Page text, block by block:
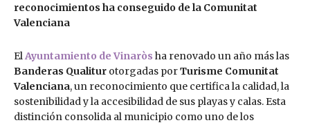
reconocimientos ha conseguido de la Comunitat
Valenciana
ElAyuntamiento de Vinaròs ha renovado un año más las
Banderas Qualitur otorgadas porTurisme Comunitat
Valenciana, un reconocimiento que certifica la calidad, la
sostenibilidad y la accesibilidad de sus playas y calas. Esta
distinción consolida al municipio como uno de los